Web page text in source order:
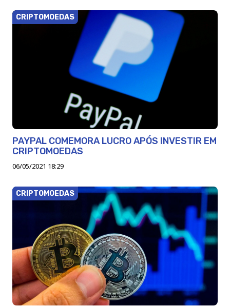
CRIPTOMOEDAS
PAYPAL COMEMORA LUCRO APÓS INVESTIR EM
CRIPTOMOEDAS
06/05/2021 18:29
CRIPTOMOEDAS